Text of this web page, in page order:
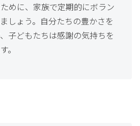
めに、家族で定期的にボラン
しょう。自分たちの豊かさを
子どもたちは感謝の気持ちを
。